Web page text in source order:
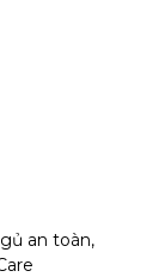
an toàn,